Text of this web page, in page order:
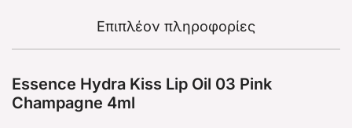
Επιπλέον πληροφορίες
Essence Hydra Kiss Lip Oil 03 Pink
Champagne 4ml